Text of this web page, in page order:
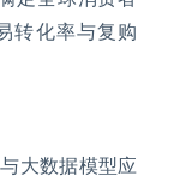
转化率与复购
大数据模型应